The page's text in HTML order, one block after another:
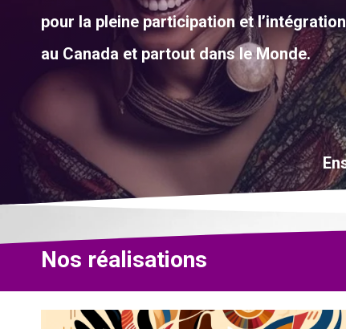
pour la pleine participation et
au Canada et partout dans le Monde.
Nos réalisations